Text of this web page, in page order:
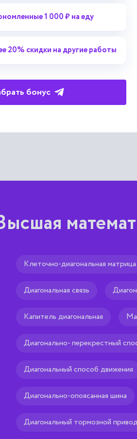
матриц с диагональным
Информатика
максимальный связный подграф
Рекомендуем тебе
Клеточно-диагональная матрица
Диагональная связь
Капитель диагональная
Диагонально- перекрестный
Диагональный способ движения
Диагонально-опоясанная шина
Диагональный тормозной
1 000 ₽ на еду
20% скидки на другие работы
бонус